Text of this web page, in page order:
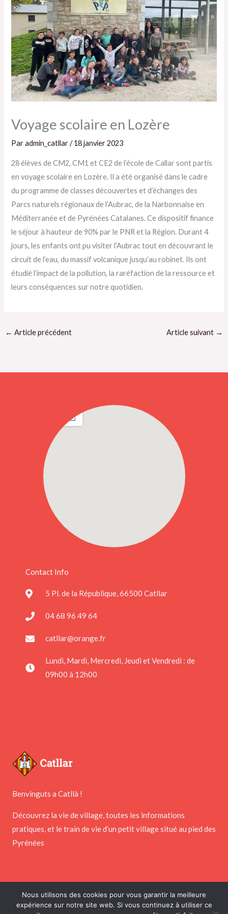
Voyage scolaire en Lozère
Paradmin_catllar/18 janvier 2023
28 élèves de CM2, CM1 et CE2 de l’école de Callar sont partis
en voyage scolaire en Lozère. Il a été organisé dans le cadre
du programme de classes découvertes et d’échanges des
Parcs naturels régionaux de l’Aubrac, de la Narbonnaise en
Méditerranée et de Pyrénées Catalanes. Ce dispositif finance
le séjour à hauteur de 90% par le PNR et la Région. Durant 4
jours, les enfants ont pu visiter l’Aubrac tout en découvrant le
circuit de l’eau, du massif volcanique jusqu’au robinet. Ils ont
étudié l’impact de la pollution, la raréfaction de la ressource et
leurs conséquences sur notre quotidien.
← Article précédent Article suivant →
Benvinguts a Catllà !
Découvrez la vie de village, toutes les informations
pratiques, et le train de vie d’un petit village situé au pied des
Pyrénées
Contact Info
5 Pl. de la République, 66500 Catllar
04 68 96 49 64
catllar@orange.fr
Lundi, Mardi, Mercredi, Jeudi et Vendredi : de
09h00 à 12h00
Copyright © 2026 Mairie de Catllar
Nous utilisons des cookies pour vous garantir la meilleure
expérience sur notre site web. Si vous continuez à utiliser ce